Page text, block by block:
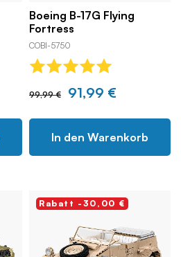
Boeing B-17G Flying
Fortress
COBI-5750
99,99 € 91,99 €
In den Warenkorb
Rabatt -30,00 €